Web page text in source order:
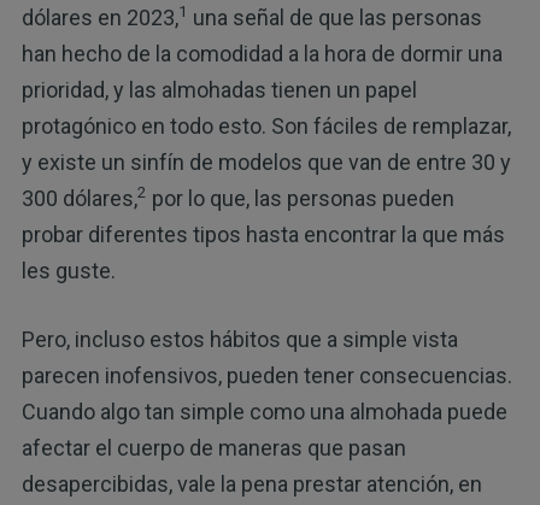
dólares en 2023,1 una señal de que las personas
han hecho de la comodidad a la hora de dormir una
prioridad, y las almohadas tienen un papel
protagónico en todo esto. Son fáciles de remplazar,
y existe un sinfín de modelos que van de entre 30 y
300 dólares,2 por lo que, las personas pueden
probar diferentes tipos hasta encontrar la que más
les guste.
Pero, incluso estos hábitos que a simple vista
parecen inofensivos, pueden tener consecuencias.
Cuando algo tan simple como una almohada puede
afectar el cuerpo de maneras que pasan
desapercibidas, vale la pena prestar atención, en